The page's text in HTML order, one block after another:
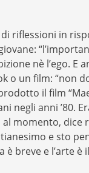
riflessioni in
nè l’ego.
o un film: “non
il film
negli anni ’80.
al momento,
e sto
è breve e l’arte